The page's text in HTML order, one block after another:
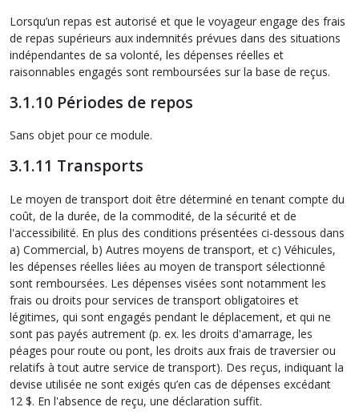
Lorsqu’un repas est autorisé et que le voyageur engage des frais
de repas supérieurs aux indemnités prévues dans des situations
indépendantes de sa volonté, les dépenses réelles et
raisonnables engagés sont remboursées sur la base de reçus.
3.1.10 Périodes de repos
Sans objet pour ce module.
3.1.11 Transports
Le moyen de transport doit être déterminé en tenant compte du
coût, de la durée, de la commodité, de la sécurité et de
l'accessibilité. En plus des conditions présentées ci-dessous dans
a) Commercial, b) Autres moyens de transport, et c) Véhicules,
les dépenses réelles liées au moyen de transport sélectionné
sont remboursées. Les dépenses visées sont notamment les
frais ou droits pour services de transport obligatoires et
légitimes, qui sont engagés pendant le déplacement, et qui ne
sont pas payés autrement (p. ex. les droits d'amarrage, les
péages pour route ou pont, les droits aux frais de traversier ou
relatifs à tout autre service de transport). Des reçus, indiquant la
devise utilisée ne sont exigés qu’en cas de dépenses excédant
12 $. En l'absence de reçu, une déclaration suffit.